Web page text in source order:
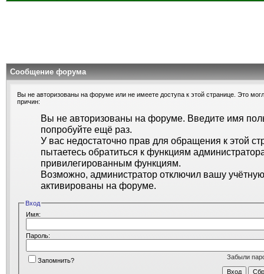
Сообщение форума
Вы не авторизованы на форуме или не имеете доступа к этой странице. Это
причин:
Вы не авторизованы на форуме. Введите имя
попробуйте ещё раз.
У вас недостаточно прав для обращения к этой
пытаетесь обратиться к функциям
привилегированным функциям.
Возможно, администратор отключил вашу
активированы на форуме.
Вход
Имя:
Пароль:
Забыли
Запомнить?